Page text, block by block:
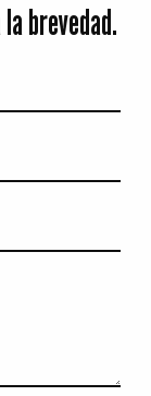
brevedad.